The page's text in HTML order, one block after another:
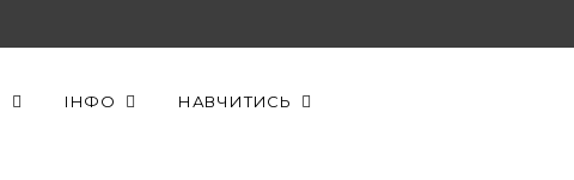
F X Y
ІНФО НАВЧИТИСЬ